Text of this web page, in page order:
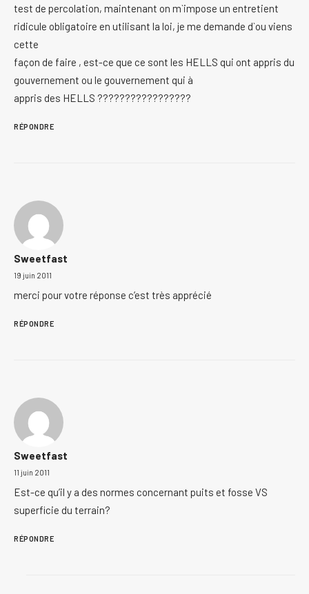
test de percolation, maintenant on m`impose un entretient
ridicule obligatoire en utilisant la loi, je me demande d`ou viens
cette
façon de faire , est-ce que ce sont les HELLS qui ont appris du
gouvernement ou le gouvernement qui à
appris des HELLS ?????????????????
RÉPONDRE
Sweetfast
19 juin 2011
merci pour votre réponse c’est très apprécié
RÉPONDRE
Sweetfast
11 juin 2011
Est-ce qu’il y a des normes concernant puits et fosse VS
superficie du terrain?
RÉPONDRE